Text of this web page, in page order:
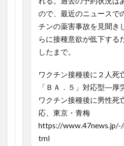
ので、最近のニュースで
チンの薬害事故を見聞き
らに接種意欲が低下する
したまで。
ワクチン接種後に２人
「ＢＡ．５」対応型―厚
ワクチン接種後に男性
応、東京・青梅
https://
tml